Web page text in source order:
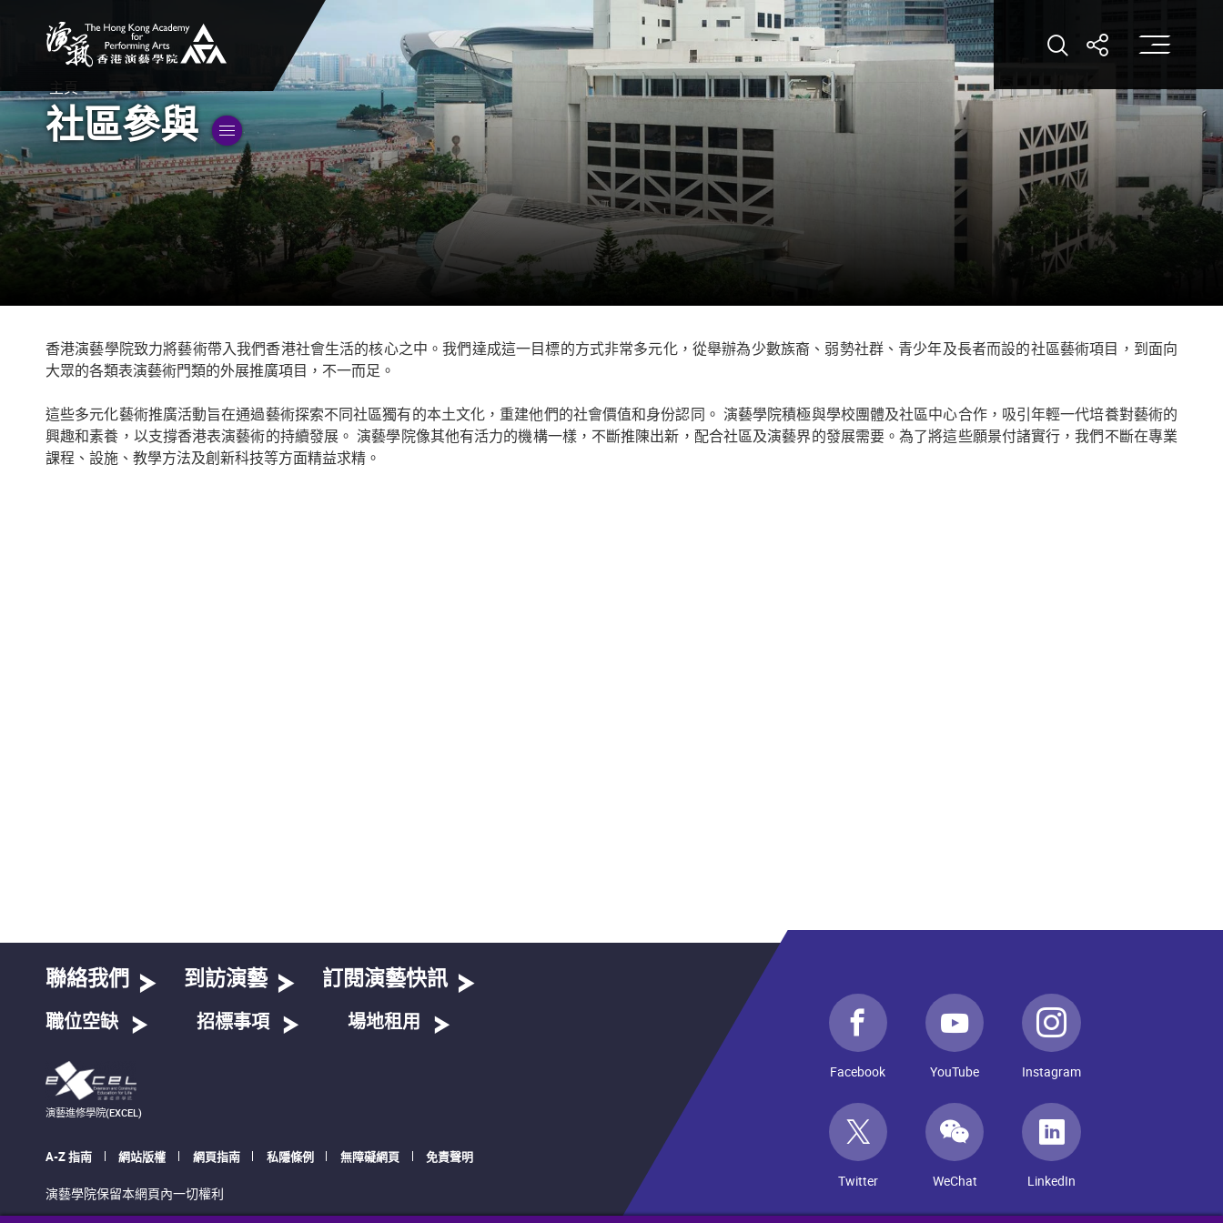
打開搜索打開分享打
主頁
社區參與 切換子選單”
香港演藝學院致力將藝術帶入我們香港社會生活的核心之中。我們達成這一目標的方式非常多元化，從舉辦為少數族裔、弱勢社群、青少年及長者而設的社區藝術項目，到面向
大眾的各類表演藝術門類的外展推廣項目，不一而足。
這些多元化藝術推廣活動旨在通過藝術探索不同社區獨有的本土文化，重建他們的社會價值和身份認同。 演藝學院積極與學校團體及社區中心合作，吸引年輕一代培養對藝術的
興趣和素養，以支撐香港表演藝術的持續發展。 演藝學院像其他有活力的機構一樣，不斷推陳出新，配合社區及演藝界的發展需要。為了將這些願景付諸實行，我們不斷在專業
課程、設施、教學方法及創新科技等方面精益求精。
聯絡我們 到訪演藝 訂閱演藝快訊
職位空缺 招標事項 場地租用
演藝進修學院(EXCEL)
A-Z 指南 網站版權 網頁指南 私隱條例 無障礙網頁 免責聲明
演藝學院保留本網頁內一切權利
Facebook YouTube Instagram
Twitter WeChat LinkedIn